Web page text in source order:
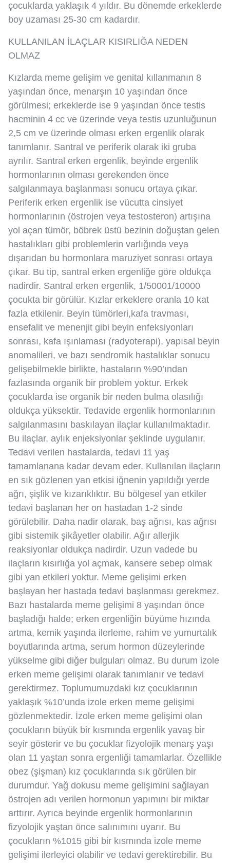
çocuklarda yaklaşık 4 yıldır. Bu dönemde erkeklerde
boy uzaması 25-30 cm kadardır.
KULLANILAN İLAÇLAR KISIRLIĞA NEDEN
OLMAZ
Kızlarda meme gelişim ve genital kıllanmanın 8
yaşından önce, menarşın 10 yaşından önce
görülmesi; erkeklerde ise 9 yaşından önce testis
hacminin 4 cc ve üzerinde veya testis uzunluğunun
2,5 cm ve üzerinde olması erken ergenlik olarak
tanımlanır. Santral ve periferik olarak iki gruba
ayrılır. Santral erken ergenlik, beyinde ergenlik
hormonlarının olması gerekenden önce
salgılanmaya başlanması sonucu ortaya çıkar.
Periferik erken ergenlik ise vücutta cinsiyet
hormonlarının (östrojen veya testosteron) artışına
yol açan tümör, böbrek üstü bezinin doğuştan gelen
hastalıkları gibi problemlerin varlığında veya
dışarıdan bu hormonlara maruziyet sonrası ortaya
çıkar. Bu tip, santral erken ergenliğe göre oldukça
nadirdir. Santral erken ergenlik, 1/50001/10000
çocukta bir görülür. Kızlar erkeklere oranla 10 kat
fazla etkilenir. Beyin tümörleri,kafa travması,
ensefalit ve menenjit gibi beyin enfeksiyonları
sonrası, kafa ışınlaması (radyoterapi), yapısal beyin
anomalileri, ve bazı sendromik hastalıklar sonucu
gelişebilmekle birlikte, hastaların %90’ından
fazlasında organik bir problem yoktur. Erkek
çocuklarda ise organik bir neden bulma olasılığı
oldukça yüksektir. Tedavide ergenlik hormonlarının
salgılanmasını baskılayan ilaçlar kullanılmaktadır.
Bu ilaçlar, aylık enjeksiyonlar şeklinde uygulanır.
Tedavi verilen hastalarda, tedavi 11 yaş
tamamlanana kadar devam eder. Kullanılan ilaçların
en sık gözlenen yan etkisi iğnenin yapıldığı yerde
ağrı, şişlik ve kızarıklıktır. Bu bölgesel yan etkiler
tedavi başlanan her on hastadan 1-2 sinde
görülebilir. Daha nadir olarak, baş ağrısı, kas ağrısı
gibi sistemik şikâyetler olabilir. Ağır allerjik
reaksiyonlar oldukça nadirdir. Uzun vadede bu
ilaçların kısırlığa yol açmak, kansere sebep olmak
gibi yan etkileri yoktur. Meme gelişimi erken
başlayan her hastada tedavi başlanması gerekmez.
Bazı hastalarda meme gelişimi 8 yaşından önce
başladığı halde; erken ergenliğin büyüme hızında
artma, kemik yaşında ilerleme, rahim ve yumurtalık
boyutlarında artma, serum hormon düzeylerinde
yükselme gibi diğer bulguları olmaz. Bu durum izole
erken meme gelişimi olarak tanımlanır ve tedavi
gerektirmez. Toplumumuzdaki kız çocuklarının
yaklaşık %10’unda izole erken meme gelişimi
gözlenmektedir. İzole erken meme gelişimi olan
çocukların büyük bir kısmında ergenlik yavaş bir
seyir gösterir ve bu çocuklar fizyolojik menarş yaşı
olan 11 yaştan sonra ergenliği tamamlarlar. Özellikle
obez (şişman) kız çocuklarında sık görülen bir
durumdur. Yağ dokusu meme gelişimini sağlayan
östrojen adı verilen hormonun yapımını bir miktar
arttırır. Ayrıca beyinde ergenlik hormonlarının
fizyolojik yaştan önce salınımını uyarır. Bu
çocukların %1015 gibi bir kısmında izole meme
gelişimi ilerleyici olabilir ve tedavi gerektirebilir. Bu